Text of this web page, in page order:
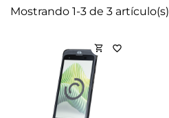
Mostrando 1-3 de 3 artículo(s)
shopping_cart favorite_border